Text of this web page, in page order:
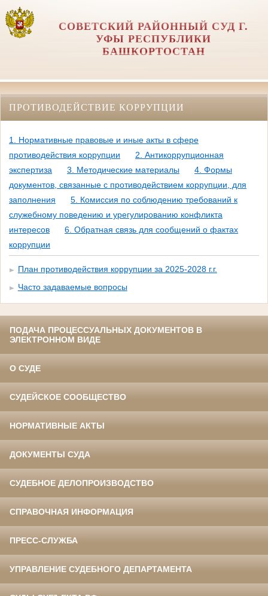
СОВЕТСКИЙ РАЙОННЫЙ СУД Г.
УФЫ РЕСПУБЛИКИ
БАШКОРТОСТАН
ПРОТИВОДЕЙСТВИЕ КОРРУПЦИИ
1. Нормативные правовые и иные акты в сфере
противодействия коррупции
2. Антикоррупционная
экспертиза
3. Методические материалы
4. Формы
документов, связанные с противодействием коррупции, для
заполнения
5. Комиссия по соблюдению требований к
служебному поведению и урегулированию конфликта
интересов
6. Обратная связь для сообщений о фактах
коррупции
План противодействия коррупции за 2025-2028 г.г.
Часто задаваемые вопросы
ПОДАЧА ПРОЦЕССУАЛЬНЫХ ДОКУМЕНТОВ В
ЭЛЕКТРОННОМ ВИДЕ
О СУДЕ
СУДЕЙСКОЕ СООБЩЕСТВО
НОРМАТИВНЫЕ АКТЫ
ДОКУМЕНТЫ СУДА
СУДЕБНОЕ ДЕЛОПРОИЗВОДСТВО
СПРАВОЧНАЯ ИНФОРМАЦИЯ
ПРЕСС-СЛУЖБА
УПРАВЛЕНИЕ СУДЕБНОГО ДЕПАРТАМЕНТА